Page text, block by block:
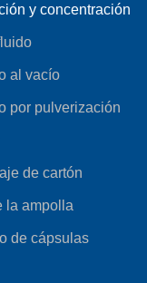
y concentración
al vacío
por pulverización
de cartón
la ampolla
de cápsulas